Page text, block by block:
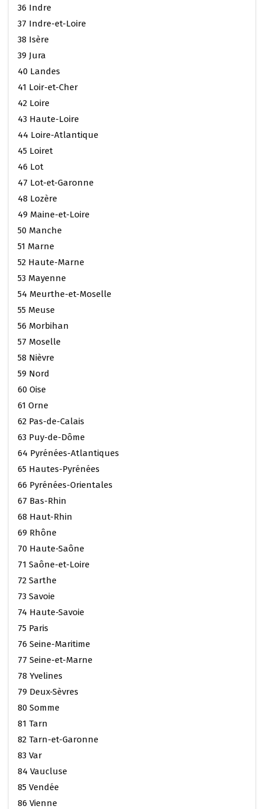
36 Indre
37 Indre-et-Loire
38 Isère
39 Jura
40 Landes
41 Loir-et-Cher
42 Loire
43 Haute-Loire
44 Loire-Atlantique
45 Loiret
46 Lot
47 Lot-et-Garonne
48 Lozère
49 Maine-et-Loire
50 Manche
51 Marne
52 Haute-Marne
53 Mayenne
54 Meurthe-et-Moselle
55 Meuse
56 Morbihan
57 Moselle
58 Nièvre
59 Nord
60 Oise
61 Orne
62 Pas-de-Calais
63 Puy-de-Dôme
64 Pyrénées-Atlantiques
65 Hautes-Pyrénées
66 Pyrénées-Orientales
67 Bas-Rhin
68 Haut-Rhin
69 Rhône
70 Haute-Saône
71 Saône-et-Loire
72 Sarthe
73 Savoie
74 Haute-Savoie
75 Paris
76 Seine-Maritime
77 Seine-et-Marne
78 Yvelines
79 Deux-Sèvres
80 Somme
81 Tarn
82 Tarn-et-Garonne
83 Var
84 Vaucluse
85 Vendée
86 Vienne